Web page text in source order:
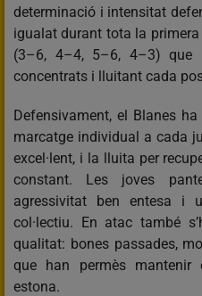
determinació i intensitat
igualat durant tota la
(3–6, 4–4, 5–6, 4–3) que
concentrats i lluitant cada
Defensivament, el Blanes
marcatge individual a cada
excel·lent, i la lluita per
constant. Les joves
agressivitat ben entesa i
col·lectiu. En atac també
qualitat: bones passades,
que han permès
estona.